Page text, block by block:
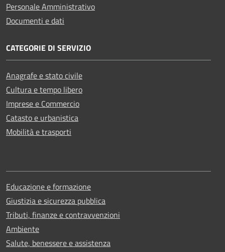
Personale Amministrativo
Documenti e dati
CATEGORIE DI SERVIZIO
Anagrafe e stato civile
Cultura e tempo libero
Imprese e Commercio
Catasto e urbanistica
Mobilità e trasporti
Educazione e formazione
Giustizia e sicurezza pubblica
Tributi, finanze e contravvenzioni
Ambiente
Salute, benessere e assistenza